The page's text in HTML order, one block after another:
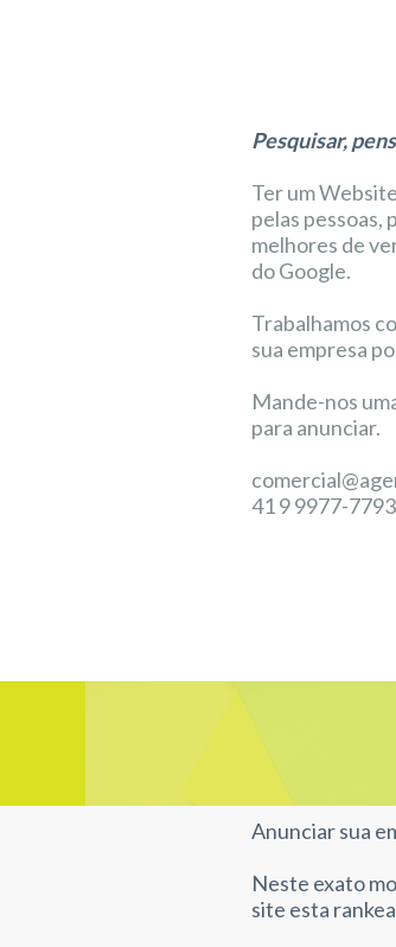
Pesquisar,
Ter um
pelas
melhores de
do Google.
Trabalhamos
sua empresa
Mande-nos
para anunciar.
41 9 9977-7793
Anunciar sua
Neste exato
site esta